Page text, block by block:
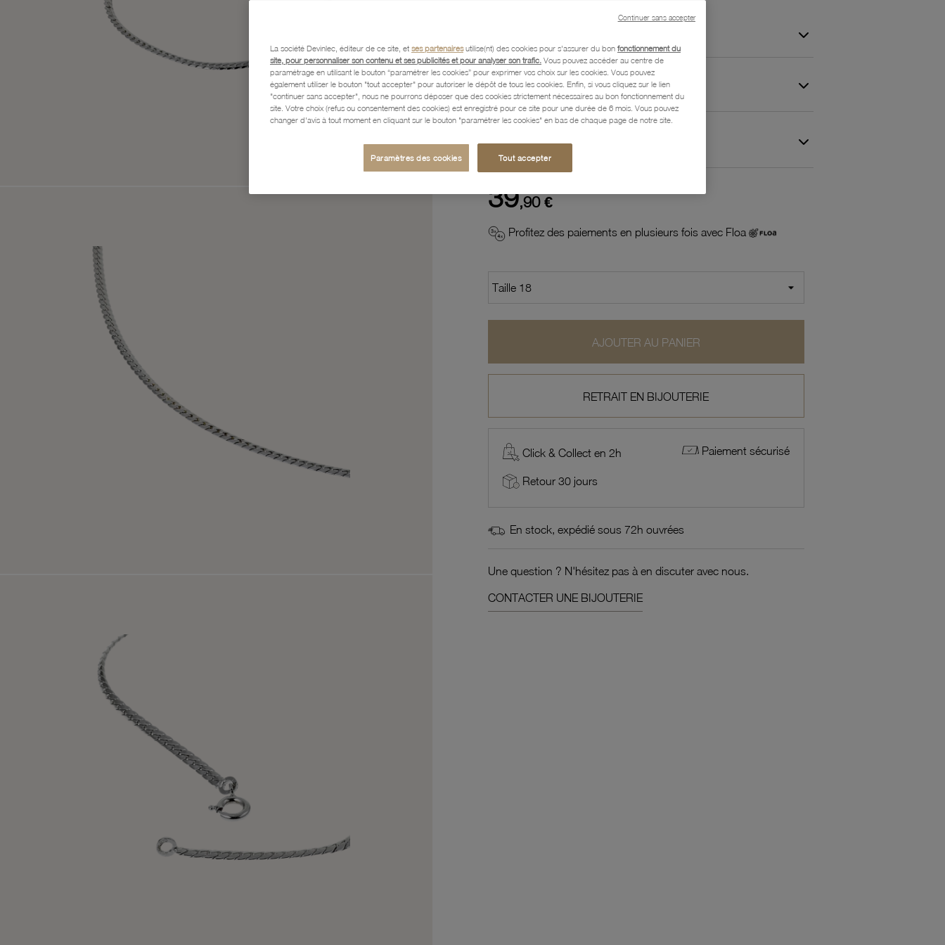
Caractéristiques détaillées
Paiement, Livraison, Retours et Garantie
39,90 €
Profitez des paiements en plusieurs fois avec Floa
AJOUTER AU PANIER
RETRAIT EN BIJOUTERIE
Click & Collect en 2h Paiement sécurisé
Retour 30 jours
En stock, expédié sous 72h ouvrées
Une question ? N'hésitez pas à en discuter avec nous.
CONTACTER UNE BIJOUTERIE
La société Devinlec, éditeur de ce site, et ses partenairesutilise(nt) des cookies pour s'assurer du bon fonctionnement du
site, pour personnaliser son contenu et ses publicités et pour analyser son trafic. Vous pouvez accéder au centre de
paramétrage en utilisant le bouton “paramétrer les cookies” pour exprimer vos choix sur les cookies. Vous pouvez
également utiliser le bouton "tout accepter" pour autoriser le dépôt de tous les cookies. Enfin, si vous cliquez sur le lien
"continuer sans accepter", nous ne pourrons déposer que des cookies strictement nécessaires au bon fonctionnement du
site. Votre choix (refus ou consentement des cookies) est enregistré pour ce site pour une durée de 6 mois. Vous pouvez
changer d'avis à tout moment en cliquant sur le bouton "paramétrer les cookies" en bas de chaque page de notre site.
Paramètres des cookies Tout accepter
Continuer sans accepter